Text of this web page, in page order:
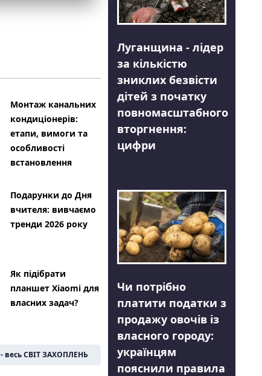
Монтаж канальних
кондиціонерів:
етапи, вимоги та
особливості
встановлення
Подарунки до Дня
вчителя: вивчаємо
тренди 2026 року
Як підібрати
планшет Xiaomi для
власних задач?
- весь СВІТ ЗАХОПЛЕНЬ
Луганщина - лідер
за кількістю
зниклих безвісти
дітей з початку
повномасштабного
вторгнення:
цифри
Чи потрібно
платити податки з
продажу овочів із
власного городу:
українцям
пояснили правила